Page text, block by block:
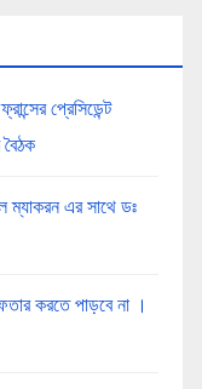
ফ্রান্সের প্রেসিডেন্ট
ম্যাকরন এর সাথে ডঃ
করতে পাড়বে না ।